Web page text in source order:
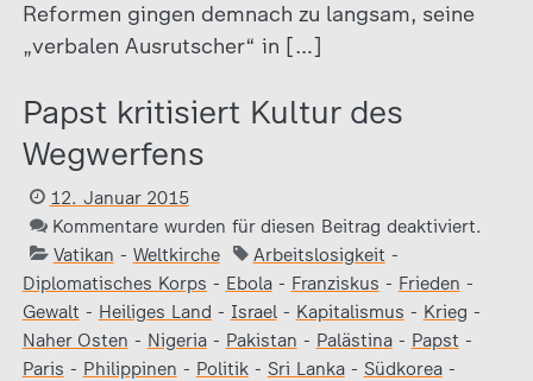
Reformen gingen demnach zu langsam, seine
„verbalen Ausrutscher“ in […]
Papst kritisiert Kultur des
Wegwerfens
12. Januar 2015
Kommentare wurden für diesen Beitrag deaktiviert.
Vatikan - Weltkirche Arbeitslosigkeit -
Diplomatisches Korps - Ebola- Franziskus - Frieden -
Gewalt - Heiliges Land - Israel- Kapitalismus - Krieg -
Naher Osten - Nigeria- Pakistan - Palästina- Papst -
Paris - Philippinen - Politik- Sri Lanka- Südkorea-